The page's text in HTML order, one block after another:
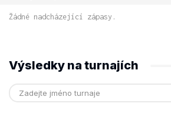
Žádné nadcházející zápasy.
Výsledky na turnajích